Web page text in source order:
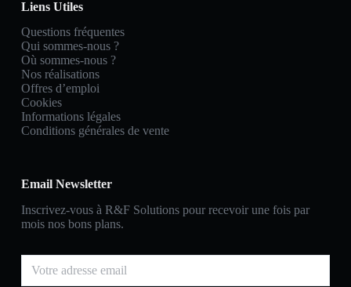
Liens Utiles
Questions fréquentes
Qui sommes-nous ?
Où sommes-nous ?
Nos réalisations
Offres d’emploi
Cookies
Informations légales
Conditions générales de vente
Email Newsletter
Inscrivez-vous à R&F Solutions pour recevoir une fois par
mois nos bons plans.